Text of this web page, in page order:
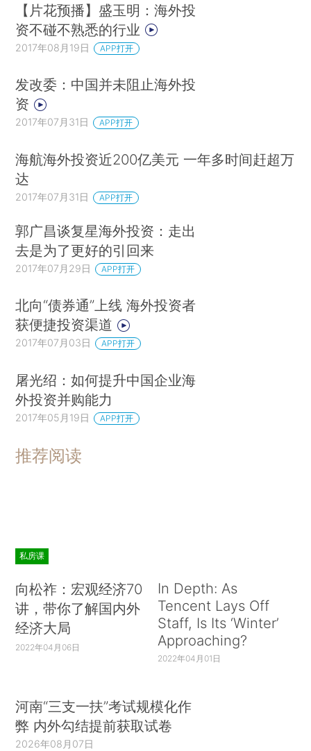
【片花预播】盛玉明：海外投
资不碰不熟悉的行业
2017年08月19日 APP打开
发改委：中国并未阻止海外投
资
2017年07月31日 APP打开
海航海外投资近200亿美元 一年多时间赶超万
达
2017年07月31日 APP打开
郭广昌谈复星海外投资：走出
去是为了更好的引回来
2017年07月29日 APP打开
北向“债券通”上线 海外投资者
获便捷投资渠道
2017年07月03日 APP打开
屠光绍：如何提升中国企业海
外投资并购能力
2017年05月19日 APP打开
推荐阅读
私房课
向松祚：宏观经济70
讲，带你了解国内外
经济大局
2022年04月06日
In Depth: As
Tencent Lays Off
Staff, Is Its ‘Winter’
Approaching?
2022年04月01日
河南“三支一扶”考试规模化作
弊 内外勾结提前获取试卷
2026年08月07日